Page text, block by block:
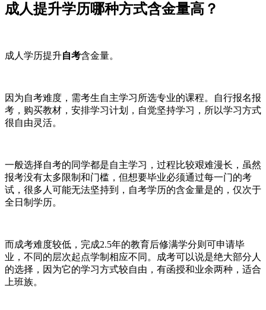
成人提升学历哪种方式含金量高？
成人学历提升自考含金量。
因为自考难度，需考生自主学习所选专业的课程。自行报名报
考，购买教材，安排学习计划，自觉坚持学习，所以学习方式
很自由灵活。
一般选择自考的同学都是自主学习，过程比较艰难漫长，虽然
报考没有太多限制和门槛，但想要毕业必须通过每一门的考
试，很多人可能无法坚持到，自考学历的含金量是的，仅次于
全日制学历。
而成考难度较低，完成2.5年的教育后修满学分则可申请毕
业，不同的层次起点学制相应不同。成考可以说是绝大部分人
的选择，因为它的学习方式较自由，有函授和业余两种，适合
上班族。